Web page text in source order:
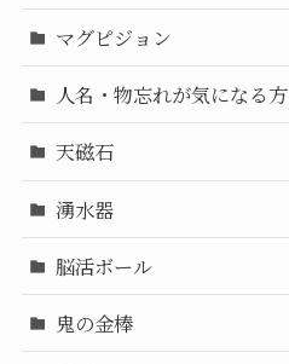
マグピジョン
人名・物忘れが気になる方
天磁石
湧水器
脳活ボール
鬼の金棒